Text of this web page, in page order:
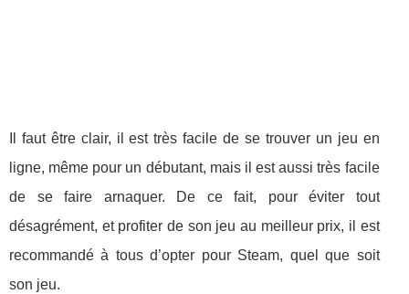
Il faut être clair, il est très facile de se trouver un jeu en
ligne, même pour un débutant, mais il est aussi très facile
de se faire arnaquer. De ce fait, pour éviter tout
désagrément, et profiter de son jeu au meilleur prix, il est
recommandé à tous d’opter pour Steam, quel que soit
son jeu.